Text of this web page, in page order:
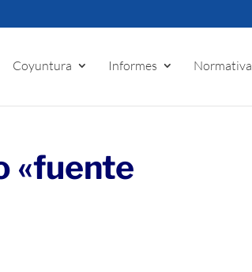
Coyuntura Informes Normativa
«fuente